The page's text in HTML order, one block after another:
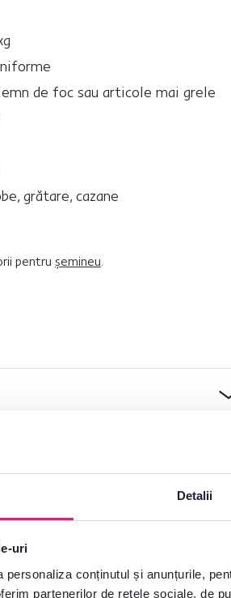
Detalii
uri
personaliza conținutul și anunțurile,
partenerilor de rețele sociale, de
de foc sau articole mai grele
grătare, cazane
pentru şemineu.